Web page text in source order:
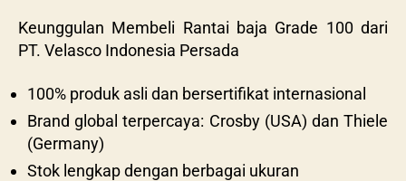
Keunggulan Membeli Rantai baja Grade 100 dari
PT. Velasco Indonesia Persada
100% produk asli dan bersertifikat internasional
Brand global terpercaya: Crosby (USA) dan Thiele
(Germany)
Stok lengkap dengan berbagai ukuran